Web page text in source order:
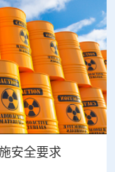
安全要求